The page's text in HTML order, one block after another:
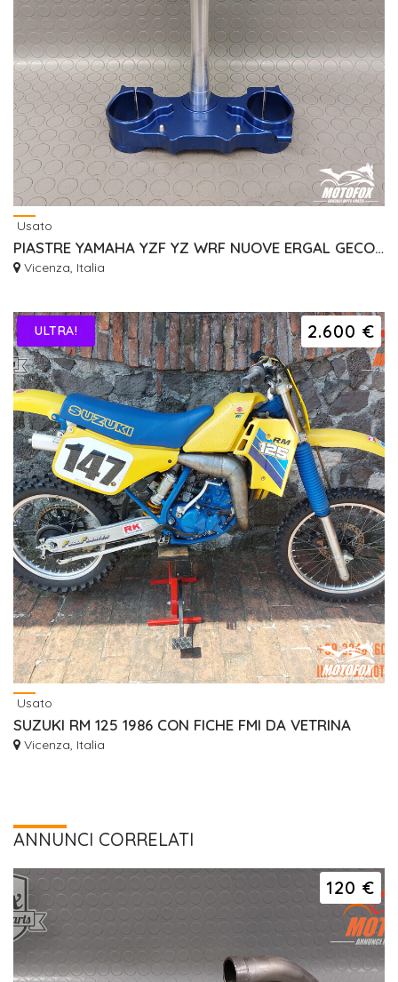
Usato
PIASTRE YAMAHA YZF YZ WRF NUOVE ERGAL GECO RISER
Vicenza, Italia
2.600 €
ULTRA!
Usato
SUZUKI RM 125 1986 CON FICHE FMI DA VETRINA
Vicenza, Italia
ANNUNCI CORRELATI
120 €